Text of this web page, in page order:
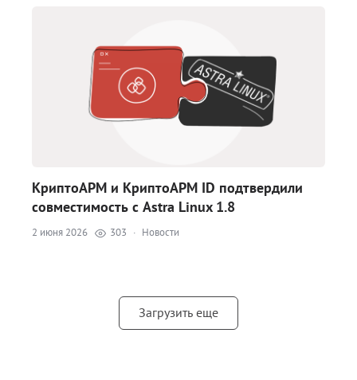
КриптоАРМ и КриптоАРМ ID подтвердили
совместимость с Astra Linux 1.8
2 июня 2026 303 · Новости
Загрузить еще